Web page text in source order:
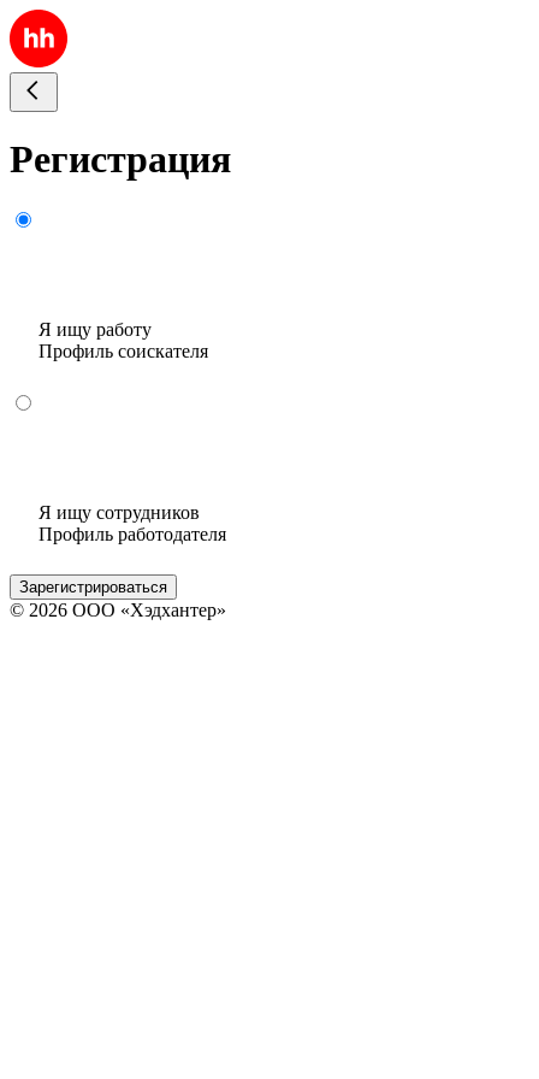
Регистрация
Я ищу работу
Профиль соискателя
Я ищу сотрудников
Профиль работодателя
Зарегистрироваться
© 2026 ООО «Хэдхантер»